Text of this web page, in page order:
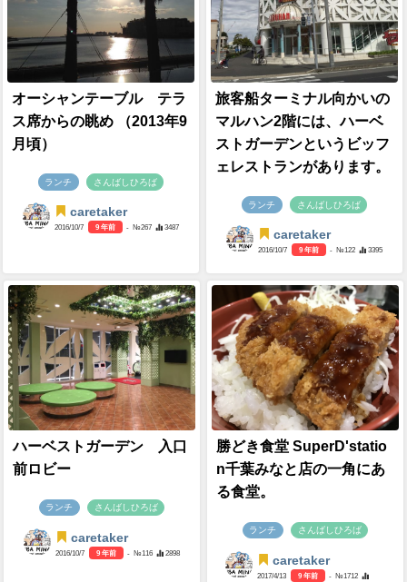
オーシャンテーブル テラ
ス席からの眺め （2013年9
月頃）
ランチ さんばしひろば
caretaker
2016/10/7 9 年前 - №267 3487
旅客船ターミナル向かいの
マルハン2階には、ハーベ
ストガーデンというビッフ
ェレストランがあります。
ランチ さんばしひろば
caretaker
2016/10/7 9 年前 - №122 3395
ハーベストガーデン 入口
前ロビー
ランチ さんばしひろば
caretaker
2016/10/7 9 年前 - №116 2898
勝どき食堂 SuperD'statio
n千葉みなと店の一角にあ
る食堂。
ランチ さんばしひろば
caretaker
2017/4/13 9 年前
- №1712